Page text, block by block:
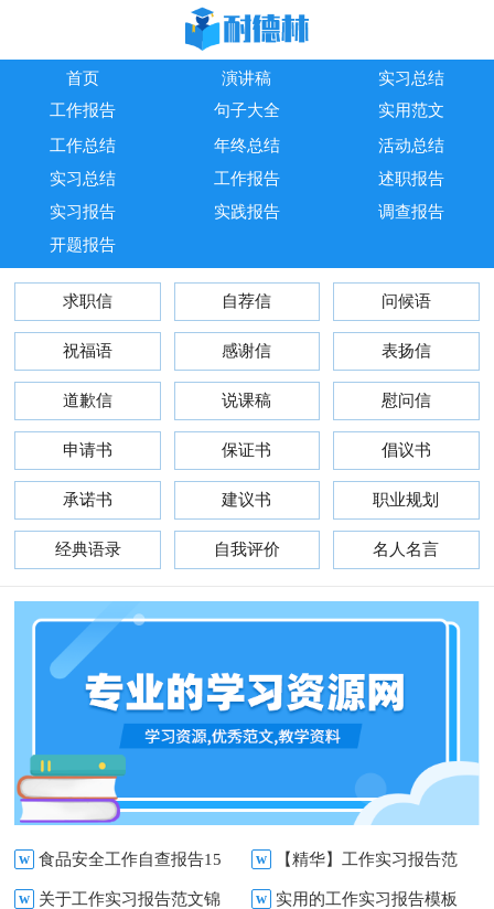
首页 演讲稿
实习总结
工作报告
句子大全
实用范文
工作总结
年终总结
活动总结
实习总结
工作报告
述职报告
实习报告
实践报告
调查报告
开题报告
求职信 自荐信 问候语
祝福语 感谢信 表扬信
道歉信 说课稿 慰问信
申请书 保证书 倡议书
承诺书 建议书 职业规划
经典语录 自我评价 名人名言
演讲稿 发言稿
w 食品安全工作自查报告15
篇
w 【精华】工作实习报告范
文集合9篇
w 关于工作实习报告范文锦 w 实用的工作实习报告模板